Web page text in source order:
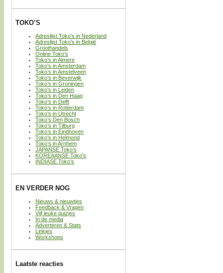
TOKO’S
Adreslijst Toko’s in Nederland
Adreslijst Toko’s in België
Groothandels
Online Toko’s
Toko’s in Almere
Toko’s in Amsterdam
Toko’s in Amstelveen
Toko’s in Beverwijk
Toko’s in Groningen
Toko’s in Leiden
Toko’s in Den Haag
Toko’s in Delft
Toko’s in Rotterdam
Toko’s in Utrecht
Toko’s Den Bosch
Toko’s in Tilburg
Toko’s in Eindhoven
Toko’s in Helmond
Toko’s in Arnhem
JAPANSE Toko’s
KOREAANSE Toko’s
INDIASE Toko’s
EN VERDER NOG
Nieuws & nieuwtjes
Feedback & Vragen
Vijf leuke quizjes
In de media
Adverteren & Stats
Linkjes
Workshops
Laatste reacties